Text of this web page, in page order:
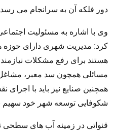
دور فلکه آن به سرانجام می رسد
وی با اشاره به مسئولیت
کرد: مدیریت شهری دارای حوزه
هستند برای رفع مشکلات
مسائلی همچون سد معبر،
همچنین صنایع نیز باید با
شکوفایی توسعه شهر خود سهیم
قنواتی در زمینه آب های سطحی